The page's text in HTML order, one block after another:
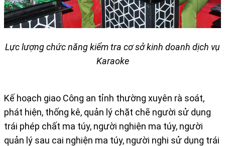
Lực lượng chức năng kiểm tra cơ sở kinh doanh dịch vụ
Karaoke
Kế hoạch giao Công an tỉnh thường xuyên rà soát,
phát hiện, thống kê, quản lý chặt chẽ người sử dụng
trái phép chất ma túy, người nghiện ma túy, người
quản lý sau cai nghiện ma túy, người nghi sử dụng trái